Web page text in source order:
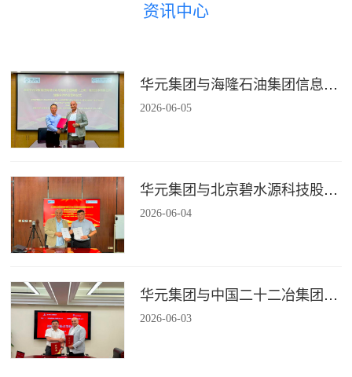
资讯中心
华元集团与海隆石油集团信息技术有限公司签署战略合作协议
2026-06-05
华元集团与北京碧水源科技股份有限公司签署战略合作协议
2026-06-04
华元集团与中国二十二冶集团有限公司装配式建筑分公司签署战略合作协议
2026-06-03